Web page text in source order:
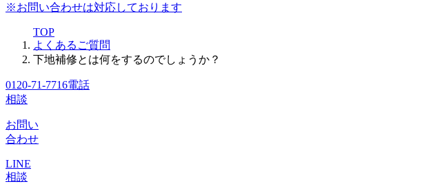
※お問い合わせは対応しております
TOP
よくあるご質問
下地補修とは何をするのでしょうか？
0120-71-7716電話
相談
お問い
合わせ
LINE
相談